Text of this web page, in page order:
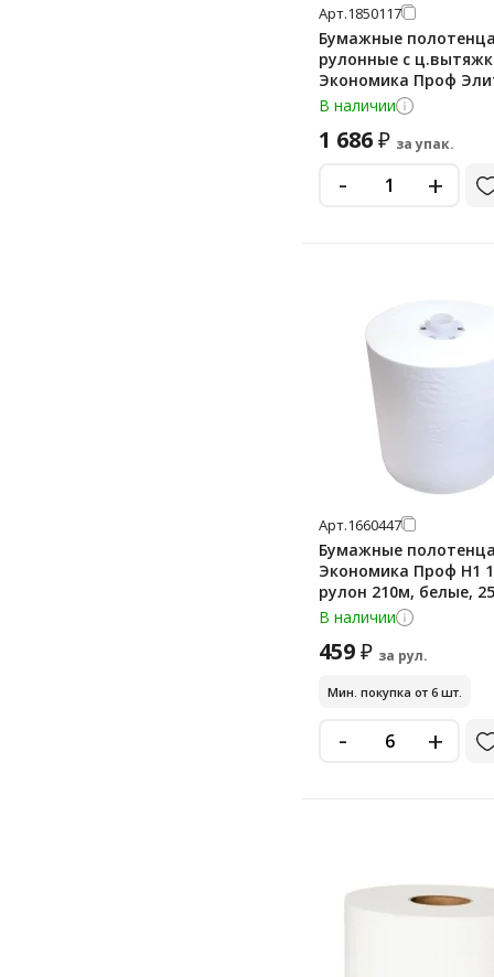
Арт.1850117
Бумажные
рулонные с
Экономика Проф
Т-0157 150м, 2 слоя,
В наличии
1 686₽ за упак.
- +
Арт.1660447
Бумажные
Экономика Проф H1
рулон 210м, белые,
В наличии
459₽ за рул.
Мин. покупка от 6 шт.
- +